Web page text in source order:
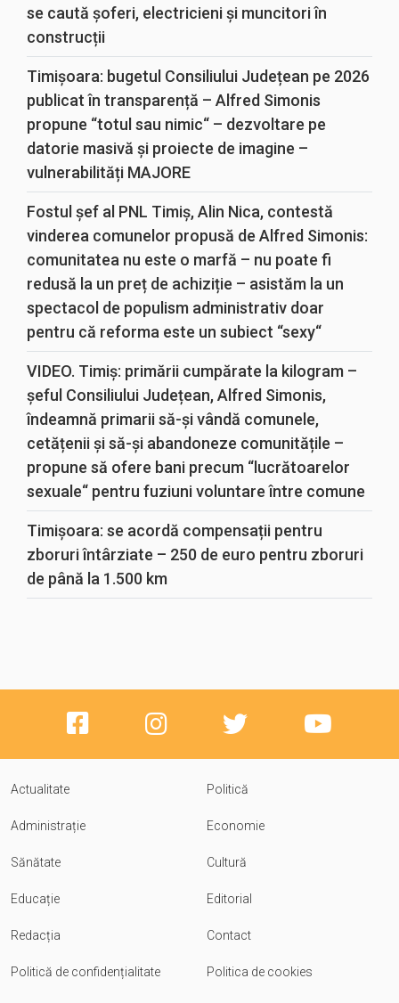
se caută șoferi, electricieni și muncitori în
construcții
Timișoara: bugetul Consiliului Județean pe 2026
publicat în transparență – Alfred Simonis
propune “totul sau nimic“ – dezvoltare pe
datorie masivă și proiecte de imagine –
vulnerabilități MAJORE
Fostul șef al PNL Timiș, Alin Nica, contestă
vinderea comunelor propusă de Alfred Simonis:
comunitatea nu este o marfă – nu poate fi
redusă la un preț de achiziție – asistăm la un
spectacol de populism administrativ doar
pentru că reforma este un subiect “sexy“
VIDEO. Timiș: primării cumpărate la kilogram –
șeful Consiliului Județean, Alfred Simonis,
îndeamnă primarii să-și vândă comunele,
cetățenii și să-și abandoneze comunitățile –
propune să ofere bani precum “lucrătoarelor
sexuale“ pentru fuziuni voluntare între comune
Timișoara: se acordă compensații pentru
zboruri întârziate – 250 de euro pentru zboruri
de până la 1.500 km
Actualitate Politică
Administrație Economie
Sănătate Cultură
Educație Editorial
Redacția Contact
Politică de confidențialitate Politica de cookies